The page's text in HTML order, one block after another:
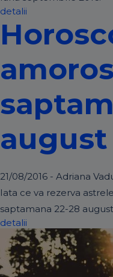
detalii
august
21/08/2016 - Adriana
Iata ce va rezerva
saptamana 22-28 august
detalii